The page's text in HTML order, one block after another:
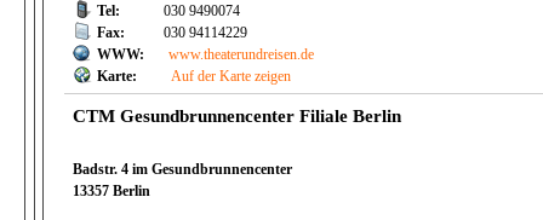
Tel:
030 9490074
Fax:
030 94114229
WWW:
www.theaterundreisen.de
Karte:
Auf der Karte zeigen
CTM Gesundbrunnencenter Filiale Berlin
Badstr. 4 im Gesundbrunnencenter
13357 Berlin